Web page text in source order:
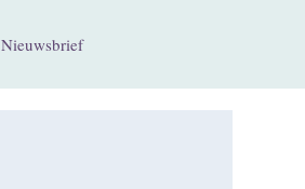
Nieuwsbrief